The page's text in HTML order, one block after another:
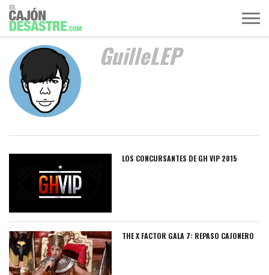
MÚSICA
TELEVISIÓN
POLÍTICA
ACTUALIDAD
EUROVISIÓN GuilleLEP
LOS CONCURSANTES DE GH VIP 2015
THE X FACTOR GALA 7: REPASO CAJONERO